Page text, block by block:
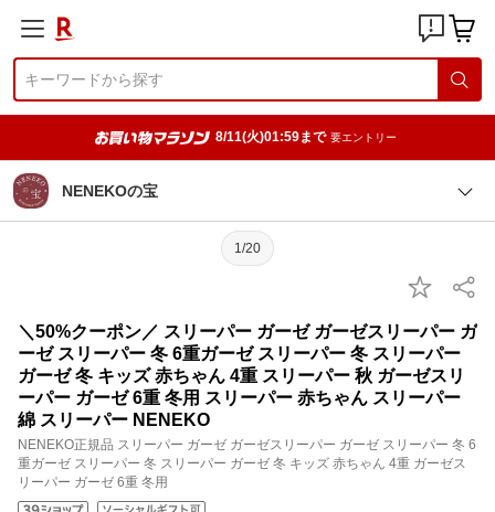
8/11(火)01:59まで 要エントリー
NENEKOの宝
1/20
＼50%クーポン／ スリーパー ガーゼ ガーゼスリーパー ガ
ーゼ スリーパー 冬 6重ガーゼ スリーパー 冬 スリーパー
ガーゼ 冬 キッズ 赤ちゃん 4重 スリーパー 秋 ガーゼスリ
ーパー ガーゼ 6重 冬用 スリーパー 赤ちゃん スリーパー
綿 スリーパー NENEKO
NENEKO正規品 スリーパー ガーゼ ガーゼスリーパー ガーゼ スリーパー 冬 6
重ガーゼ スリーパー 冬 スリーパー ガーゼ 冬 キッズ 赤ちゃん 4重 ガーゼス
リーパー ガーゼ 6重 冬用